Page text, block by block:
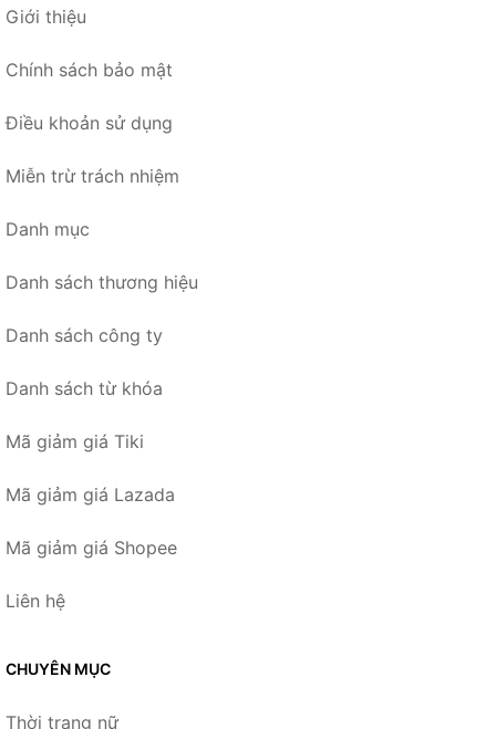
Giới thiệu
Chính sách bảo mật
Điều khoản sử dụng
Miễn trừ trách nhiệm
Danh mục
Danh sách thương hiệu
Danh sách công ty
Danh sách từ khóa
Mã giảm giá Tiki
Mã giảm giá Lazada
Mã giảm giá Shopee
Liên hệ
CHUYÊN MỤC
Thời trang nữ